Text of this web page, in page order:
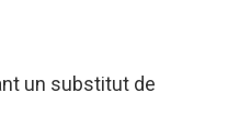
un substitut de